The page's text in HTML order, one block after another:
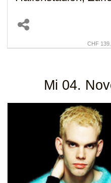
CHF
Mi 04.